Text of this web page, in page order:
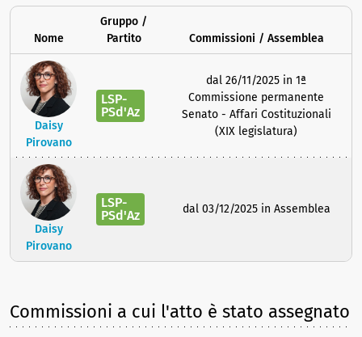
Nome
Gruppo /
Partito
Commissioni / Assemblea
Daisy
Pirovano
LSP-
PSd'Az
dal 26/11/2025 in 1ª
Commissione permanente
Senato - Affari Costituzionali
(XIX legislatura)
Daisy
Pirovano
LSP-
PSd'Az
dal 03/12/2025 in Assemblea
Commissioni a cui l'atto è stato assegnato